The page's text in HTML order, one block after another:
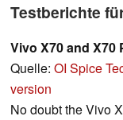
Testberichte
Vivo X70 and X70
Quelle: OI Spice
version
No doubt the Vivo